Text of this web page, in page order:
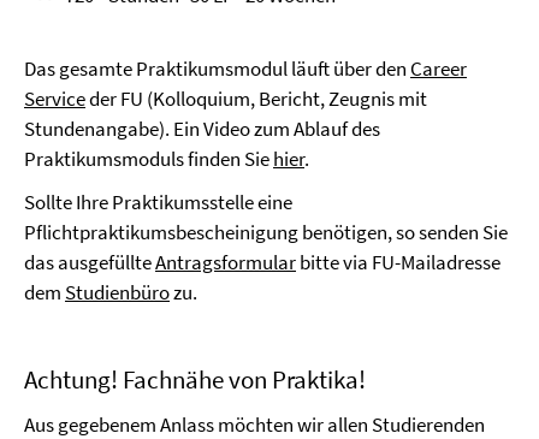
Das gesamte Praktikumsmodul läuft über den Career
Serviceder FU (Kolloquium, Bericht, Zeugnis mit
Stundenangabe). Ein Video zum Ablauf des
Praktikumsmoduls finden Siehier.
Sollte Ihre Praktikumsstelle eine
Pflichtpraktikumsbescheinigung benötigen, so senden Sie
das ausgefüllteAntragsformularbitte via FU-Mailadresse
dem Studienbürozu.
Achtung! Fachnähe von Praktika!
Aus gegebenem Anlass möchten wir allen Studierenden